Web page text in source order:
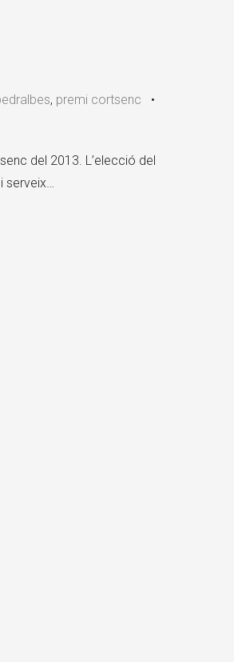
, premi cortsenc •
del 2013. L’elecció del
serveix…